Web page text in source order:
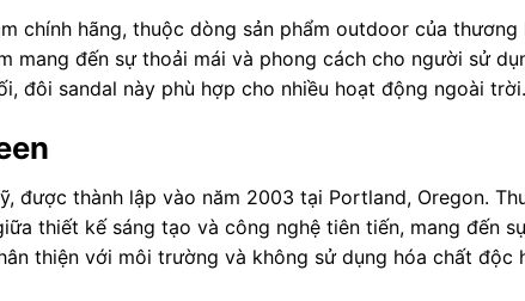
chính hãng, thuộc dòng sản phẩm outdoor của
mang đến sự thoải mái và phong cách cho người sử
đôi sandal này phù hợp cho nhiều hoạt động ngoài trời.
được thành lập vào năm 2003 tại Portland, Oregon.
thiết kế sáng tạo và công nghệ tiên tiến, mang đến
thiện với môi trường và không sử dụng hóa chất độc